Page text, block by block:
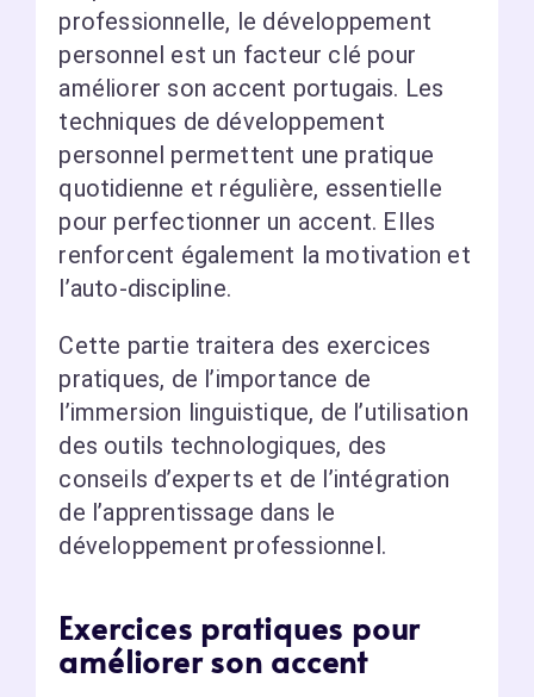
professionnelle, le développement
personnel est un facteur clé pour
améliorer son accent portugais. Les
techniques de développement
personnel permettent une pratique
quotidienne et régulière, essentielle
pour perfectionner un accent. Elles
renforcent également la motivation et
l’auto-discipline.
Cette partie traitera des exercices
pratiques, de l’importance de
l’immersion linguistique, de l’utilisation
des outils technologiques, des
conseils d’experts et de l’intégration
de l’apprentissage dans le
développement professionnel.
Exercices pratiques pour
améliorer son accent